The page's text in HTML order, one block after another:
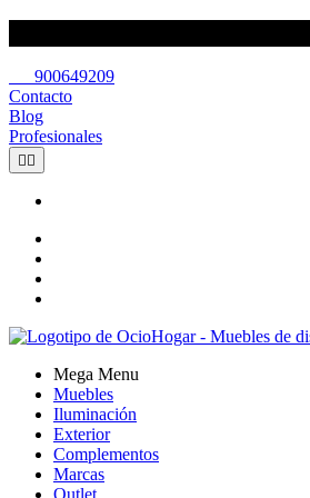
900649209
Contacto
Blog
Profesionales
 
Mega Menu
Muebles
Iluminación
Exterior
Complementos
Marcas
Outlet